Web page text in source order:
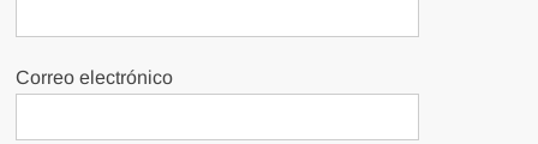
Correo electrónico